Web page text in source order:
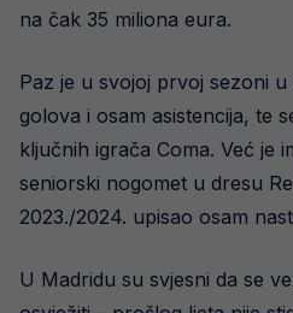
na čak 35 miliona eura.
Paz je u svojoj prvoj sezoni
golova i osam asistencija, te
ključnih igrača Coma. Već je
seniorski nogomet u dresu
2023./2024. upisao osam
U Madridu su svjesni da se